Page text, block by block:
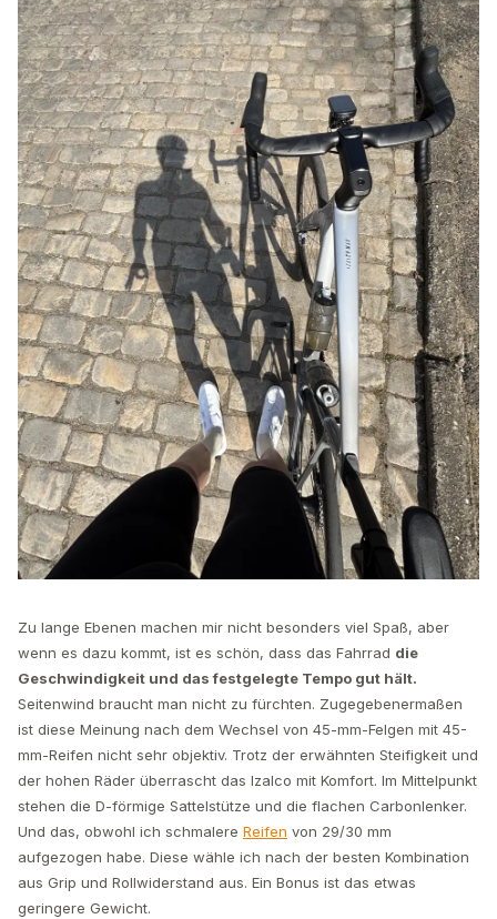
Zu lange Ebenen machen mir nicht besonders viel Spaß, aber
wenn es dazu kommt, ist es schön, dass das Fahrrad die
Geschwindigkeit und das festgelegte Tempo gut hält.
Seitenwind braucht man nicht zu fürchten. Zugegebenermaßen
ist diese Meinung nach dem Wechsel von 45-mm-Felgen mit 45-
mm-Reifen nicht sehr objektiv. Trotz der erwähnten Steifigkeit und
der hohen Räder überrascht das Izalco mit Komfort. Im Mittelpunkt
stehen die D-förmige Sattelstütze und die flachen Carbonlenker.
Und das, obwohl ich schmalere Reifen von 29/30 mm
aufgezogen habe. Diese wähle ich nach der besten Kombination
aus Grip und Rollwiderstand aus. Ein Bonus ist das etwas
geringere Gewicht.